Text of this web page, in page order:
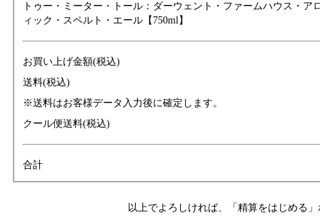
トゥー・ミーター ・トール：ダーウ ェント・ファームハウス・ア
ィック・スペルト ・エール【750ml】
お買い上げ金額(税込)
送料(税込)
※送料はお客様データ入力後に確定します。
クール便送料(税込)
合計
以上でよろしければ、「精算をはじめる